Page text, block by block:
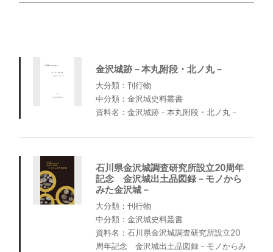
金沢城跡－本丸附段・北ノ丸－
大分類：刊行物
中分類：金沢城史料叢書
資料名：金沢城跡－本丸附段・北ノ丸－
石川県金沢城調査研究所設立20周年
記念 金沢城出土品図録－モノから
みた金沢城－
大分類：刊行物
中分類：金沢城史料叢書
資料名：石川県金沢城調査研究所設立20
周年記念 金沢城出土品図録－モノからみ